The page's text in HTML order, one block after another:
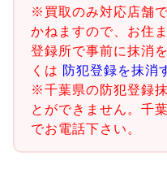
※買取のみ対応店舗
かねますので、お住
登録所で事前に抹消
くは 防犯登録を抹消
※千葉県の防犯登録
とができません。千
でお電話下さい。